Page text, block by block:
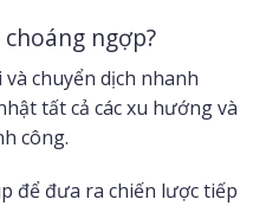
ngợp?
chuyển dịch nhanh
tất cả các xu hướng và
công.
để đưa ra chiến lược tiếp